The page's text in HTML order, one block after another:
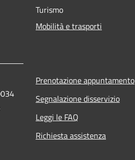
Turismo
Mobilità e trasporti
Prenotazione appuntamento
Segnalazione disservizio
Leggi le FAQ
Richiesta assistenza